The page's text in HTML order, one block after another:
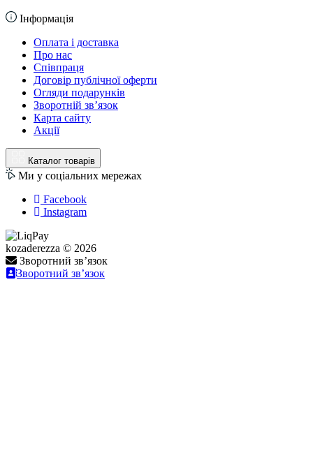
Інформація
Оплата і доставка
Про нас
Співпраця
Договір публічної оферти
Огляди подарунків
Зворотній зв’язок
Карта сайту
Акції
Каталог товарів
Ми у соціальних мережах
Facebook
Instagram
kozaderezza © 2026
Зворотний зв’язок
Зворотний зв’язок